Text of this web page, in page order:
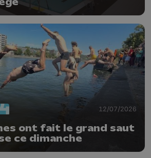
12/07/2026
ont fait le grand saut
ce dimanche